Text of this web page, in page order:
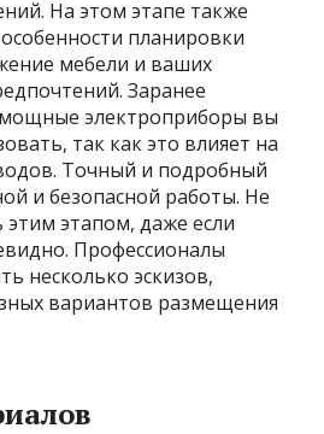
На этом этапе также
планировки
мебели и ваших
Заранее
электроприборы вы
так как это влияет на
Точный и подробный
и безопасной работы. Не
этим этапом, даже если
Профессионалы
несколько эскизов,
вариантов размещения